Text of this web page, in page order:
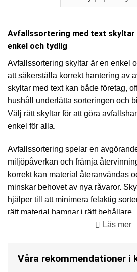
Avfallssortering med text skyltar
enkel och tydlig
Avfallssortering skyltar är en enkel
att säkerställa korrekt hantering av
skyltar med text kan både företag,
hushåll underlätta sorteringen och
Välj rätt skyltar för att göra
enkel för alla.
Avfallssortering spelar en
miljöpåverkan och främja
korrekt kan material återanvändas
minskar behovet av nya råvaror.
hjälper till att minimera felaktig
rätt material hamnar i rätt behållare.
typ av avfall som hör hemma var.
Läs mer
Våra rekommendationer i